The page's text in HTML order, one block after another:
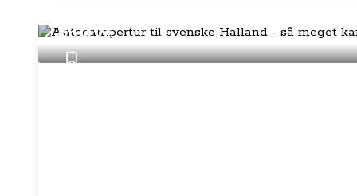
opleve